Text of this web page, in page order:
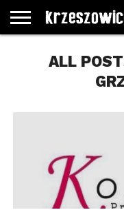
GŁÓWNA
WYBORY
SAMORZĄDOWE
WYBIERZ
KATEGORIE
ROZKŁADY
JAZDY
GREGORCZYK
WATCH
KONTAKT
ALL